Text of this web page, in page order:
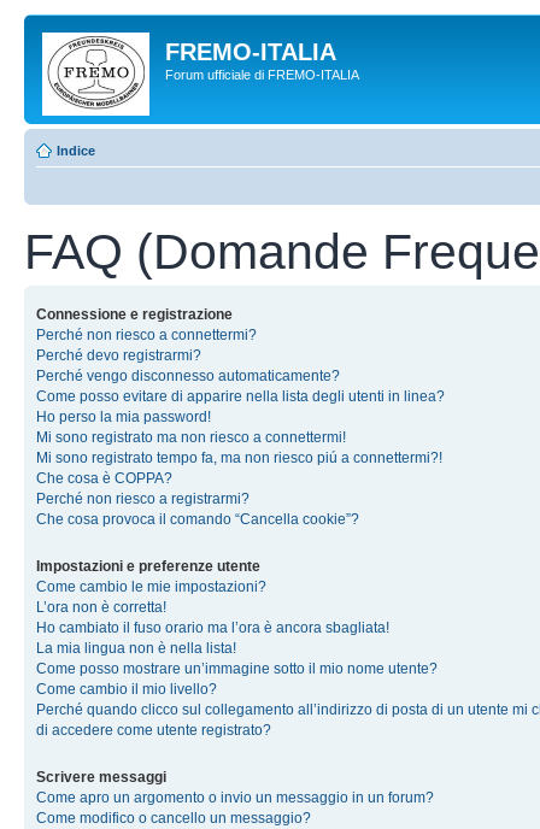
FREMO-ITALIA
Forum ufficiale di FREMO-ITALIA
Indice
FAQ (Domande
Connessione e registrazione
Perché non riesco a connettermi?
Perché devo registrarmi?
Perché vengo disconnesso automaticamente?
Come posso evitare di apparire nella lista degli utenti in linea?
Ho perso la mia password!
Mi sono registrato ma non riesco a connettermi!
Mi sono registrato tempo fa, ma non riesco piú a connettermi?!
Che cosa è COPPA?
Perché non riesco a registrarmi?
Che cosa provoca il comando “Cancella cookie”?
Impostazioni e preferenze utente
Come cambio le mie impostazioni?
L’ora non è corretta!
Ho cambiato il fuso orario ma l’ora è ancora sbagliata!
La mia lingua non è nella lista!
Come posso mostrare un’immagine sotto il mio nome utente?
Come cambio il mio livello?
Perché quando clicco sul collegamento all’indirizzo di posta di un utente mi
di accedere come utente registrato?
Scrivere messaggi
Come apro un argomento o invio un messaggio in un forum?
Come modifico o cancello un messaggio?